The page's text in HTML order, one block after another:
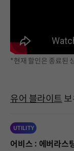
식 버젼의 가
개발 과정에
인디 게시판에
*현재 할인은 종료된
유어 블라이트
UTILITY
어비스 : 에버라스